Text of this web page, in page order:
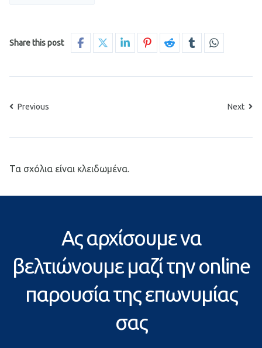
Share this post
Previous Next
Τα σχόλια είναι κλειδωμένα.
Ας αρχίσουμε να
βελτιώνουμε μαζί την online
παρουσία της επωνυμίας
σας